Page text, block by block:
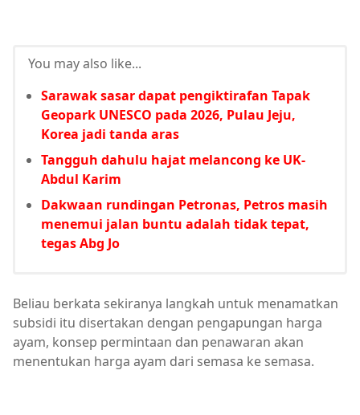
You may also like...
Sarawak sasar dapat pengiktirafan Tapak
Geopark UNESCO pada 2026, Pulau Jeju,
Korea jadi tanda aras
Tangguh dahulu hajat melancong ke UK-
Abdul Karim
Dakwaan rundingan Petronas, Petros masih
menemui jalan buntu adalah tidak tepat,
tegas Abg Jo
Beliau berkata sekiranya langkah untuk menamatkan
subsidi itu disertakan dengan pengapungan harga
ayam, konsep permintaan dan penawaran akan
menentukan harga ayam dari semasa ke semasa.